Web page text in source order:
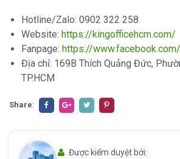
Hotline/Zalo: 0902 322 258
Website: https://kingofficehcm.com/
Fanpage: https://
Địa chỉ: 169B Thích Quảng Đức,
TP.HCM
Share:
Được kiểm duyệt bởi: